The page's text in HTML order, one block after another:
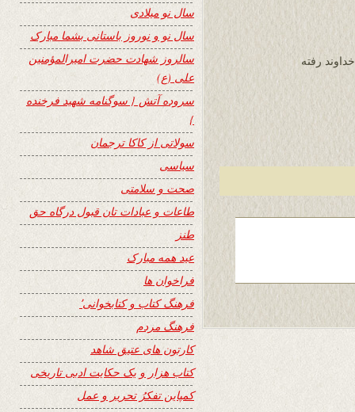
رفته
سال نو میلادی
سال نو و نوروز باستانی بشما مبارک
سالروز شهادت حضرت امیرالمؤمنین
علی (ع)
سروده آتش { سوگنامه شهید فرخنده
}
سولاتی از کاکا ترجمان
سیاسی
صحت و سلامتی
طاعات و عبادات تان قبول درگاه حق
طنز
عید همه مبارک
فراخوان ها
فرهنگ کتاب و کتابخوانی٬
فرهنگ مردم
کارتون های عتیق شاهد
کتاب هزار و یک حکایت ادبی تاریخی
کمپاین تفکرُ تحریر و عمل